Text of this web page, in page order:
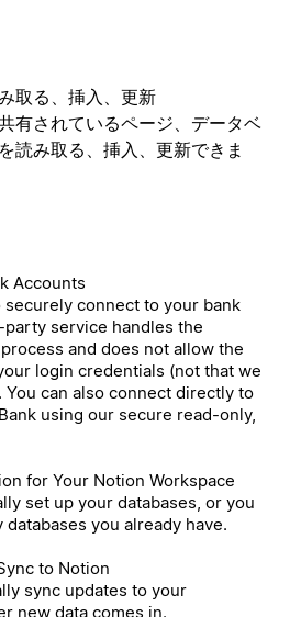
取る、挿入、更新
有されているページ、データベ
読み取る、挿入、更新できま
Accounts
securely connect to your bank
service handles the
and does not allow the
login credentials (not that we
can also connect directly to
using our secure read-only,
for Your Notion Workspace
set up your databases, or you
databases you already have.
to Notion
sync updates to your
new data comes in.